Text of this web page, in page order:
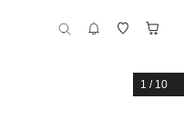
1 / 10